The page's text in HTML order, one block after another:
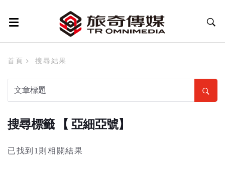
首頁 搜尋結果
搜尋標籤 【 亞細亞號】
已找到1則相關結果